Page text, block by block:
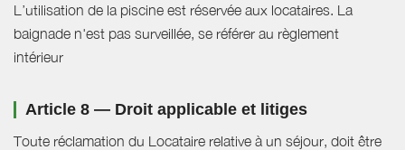
L’utilisation de la piscine est réservée aux locataires. La
baignade n'est pas surveillée, se référer au règlement
intérieur
Article 8 — Droit applicable et litiges
Toute réclamation du Locataire relative à un séjour, doit être